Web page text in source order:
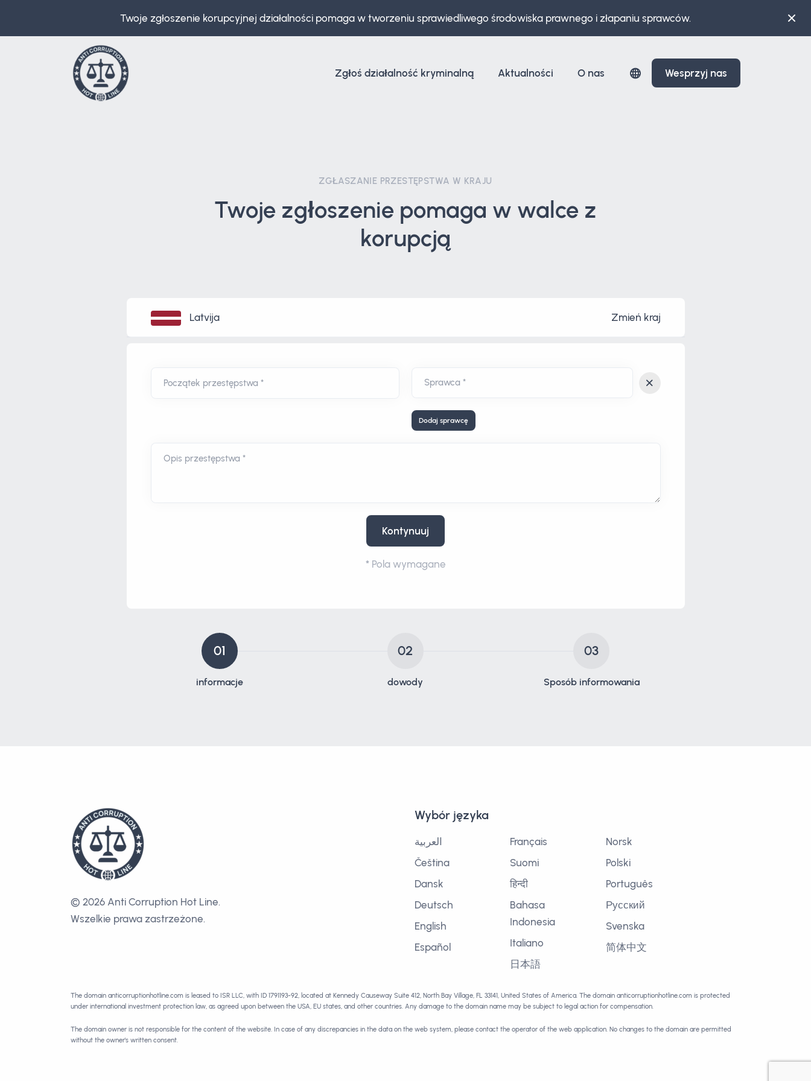
Twoje zgłoszenie korupcyjnej działalności pomaga w tworzeniu sprawiedliwego środowiska prawnego i złapaniu sprawców.
Zgłoś działalność kryminalną Aktualności O nas Wesprzyj nas
ZGŁASZANIE PRZESTĘPSTWA W KRAJU
Twoje zgłoszenie pomaga w walce z
korupcją
Latvija Zmień kraj
Początek przestępstwa *
Dodaj sprawcę
Opis przestępstwa *
Kontynuuj
* Pola wymagane
01
informacje
02
dowody
03
Sposób informowania
© 2026 Anti Corruption Hot Line.
Wszelkie prawa zastrzeżone.
Wybór języka
العربية
Čeština
Dansk
Deutsch
English
Español
Français
Suomi
हिन्दी
Bahasa
Indonesia
Italiano
日本語
Norsk
Polski
Português
Русский
Svenska
简体中文
The domain anticorruptionhotline.com is leased to ISR LLC, with ID 1791193-92, located at Kennedy Causeway Suite 412, North Bay Village, FL 33141, United States of America. The domain anticorruptionhotline.com is protected
under international investment protection law, as agreed upon between the USA, EU states, and other countries. Any damage to the domain name may be subject to legal action for compensation.
The domain owner is not responsible for the content of the website. In case of any discrepancies in the data on the web system, please contact the operator of the web application. No changes to the domain are permitted
without the owner's written consent.